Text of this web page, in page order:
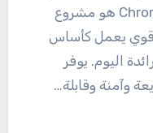
تحميل 146.0.7636.0 Chromium هو مشروع
يعمل كأساس
اليوم. يوفر